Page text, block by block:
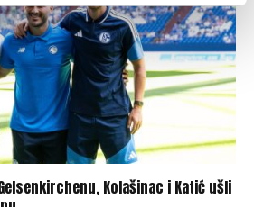
Kolašinac i Katić ušli